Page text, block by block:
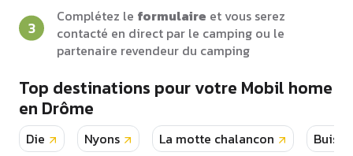
Complétez le formulaire et vous serez
contacté en direct par le camping ou le
partenaire revendeur du camping
Top destinations pour votre Mobil home
en Drôme
Die Nyons La motte chalancon Buis